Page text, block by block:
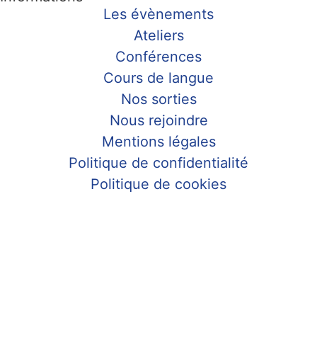
Les évènements
Ateliers
Conférences
Cours de langue
Nos sorties
Nous rejoindre
Mentions légales
Politique de confidentialité
Politique de cookies